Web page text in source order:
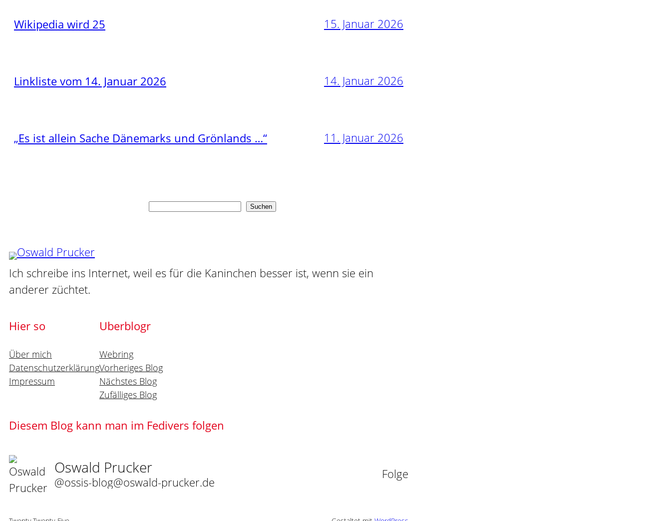
Wikipedia wird 25 15. Januar 2026
Linkliste vom 14. Januar 2026 14. Januar 2026
„Es ist allein Sache Dänemarks und Grönlands …“ 11. Januar 2026
Suchen
Ich schreibe ins Internet, weil es für die Kaninchen besser ist, wenn sie ein
anderer züchtet.
Hier so
Über mich
Datenschutzerklärung
Impressum
Uberblogr
Webring
Vorheriges Blog
Nächstes Blog
Zufälliges Blog
Diesem Blog kann man im Fedivers folgen
Oswald Prucker
@ossis-blog@oswald-prucker.de
Folge